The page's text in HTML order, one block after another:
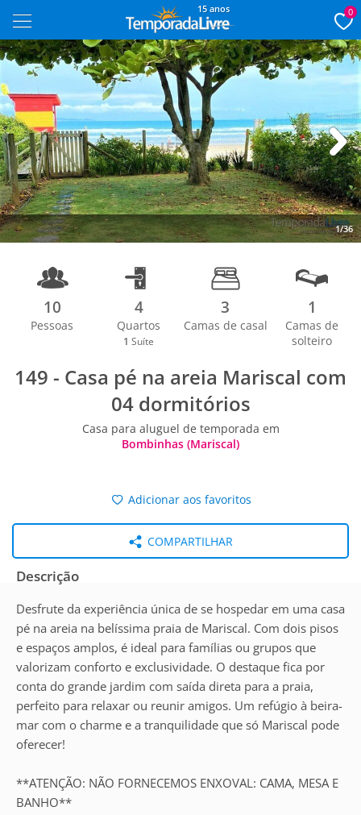
15 anos 0
1/36
Next
10
Pessoas
4
Quartos
1 Suíte
3
Camas de casal
1
Camas de
solteiro
149 - Casa pé na areia Mariscal com
04 dormitórios
Casa para aluguel de temporada em
Bombinhas (Mariscal)
Adicionar aos favoritos
COMPARTILHAR
Descrição
Desfrute da experiência única de se hospedar em uma casa
pé na areia na belíssima praia de Mariscal. Com dois pisos
e espaços amplos, é ideal para famílias ou grupos que
valorizam conforto e exclusividade. O destaque fica por
conta do grande jardim com saída direta para a praia,
perfeito para relaxar ou reunir amigos. Um refúgio à beira-
mar com o charme e a tranquilidade que só Mariscal pode
oferecer!
**ATENÇÃO: NÃO FORNECEMOS ENXOVAL: CAMA, MESA E
BANHO**